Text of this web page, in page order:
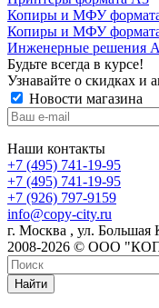
Копиры и МФУ
Копиры и МФУ
Инженерные решения
Будьте всегда в курсе!
Узнавайте о скидках и
Новости магазина
Наши контакты
+7 (495) 741-19-95
+7 (495) 741-19-95
+7 (926) 797-9159
info@copy-city.ru
г. Москва , ул. Большая
2008-2026 © ООО
Найти